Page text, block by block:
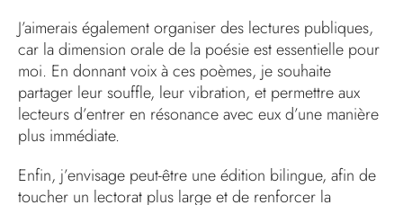
J’aimerais également organiser des lectures publiques,
car la dimension orale de la poésie est essentielle pour
moi. En donnant voix à ces poèmes, je souhaite
partager leur souffle, leur vibration, et permettre aux
lecteurs d’entrer en résonance avec eux d’une manière
plus immédiate.
Enfin, j’envisage peut-être une édition bilingue, afin de
toucher un lectorat plus large et de renforcer la